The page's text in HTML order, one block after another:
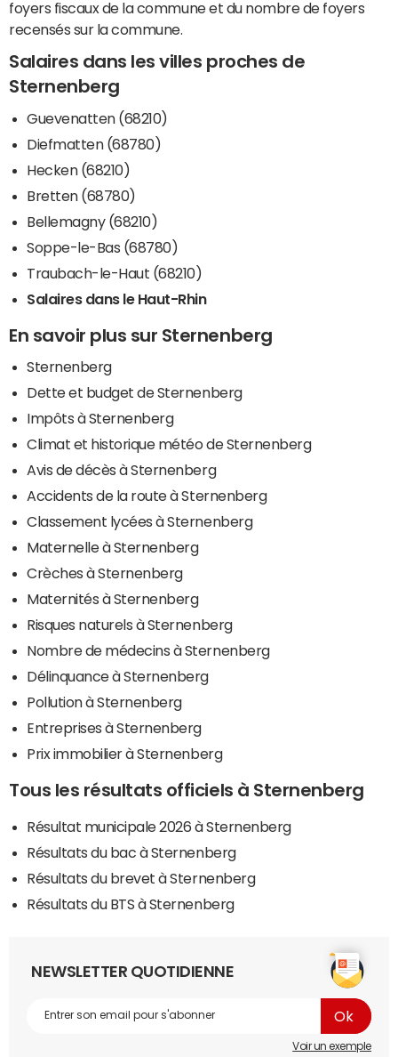
foyers fiscaux de la commune et du nombre de foyers
recensés sur la commune.
Salaires dans les villes proches de
Sternenberg
Guevenatten (68210)
Diefmatten (68780)
Hecken (68210)
Bretten (68780)
Bellemagny (68210)
Soppe-le-Bas (68780)
Traubach-le-Haut (68210)
Salaires dans le Haut-Rhin
En savoir plus sur Sternenberg
Sternenberg
Dette et budget de Sternenberg
Impôts à Sternenberg
Climat et historique météo de Sternenberg
Avis de décès à Sternenberg
Accidents de la route à Sternenberg
Classement lycées à Sternenberg
Maternelle à Sternenberg
Crèches à Sternenberg
Maternités à Sternenberg
Risques naturels à Sternenberg
Nombre de médecins à Sternenberg
Délinquance à Sternenberg
Pollution à Sternenberg
Entreprises à Sternenberg
Prix immobilier à Sternenberg
Tous les résultats officiels à Sternenberg
Résultat municipale 2026 à Sternenberg
Résultats du bac à Sternenberg
Résultats du brevet à Sternenberg
Résultats du BTS à Sternenberg
NEWSLETTER QUOTIDIENNE
Voir un exemple